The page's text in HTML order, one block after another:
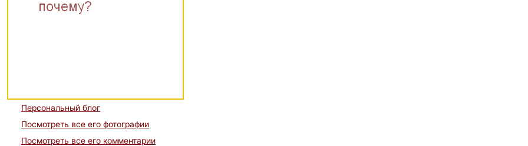
Персональный блог
Посмотреть все его фотографии
Посмотреть все его комментарии